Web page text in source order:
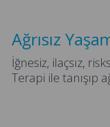
Ağrısız
İğnesiz, ilaçsız,
Terapi ile tanışıp